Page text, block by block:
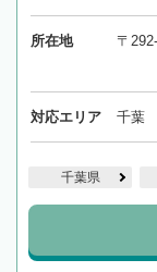
所在地 〒
対応エリア 千葉
千葉県